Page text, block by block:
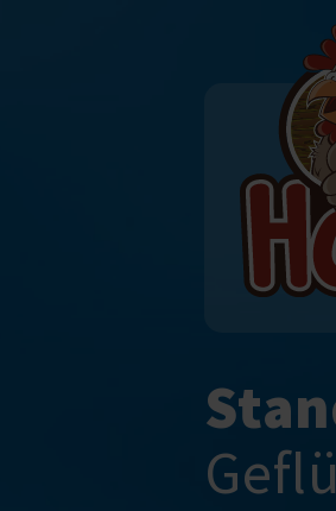
Navigation
überspringen